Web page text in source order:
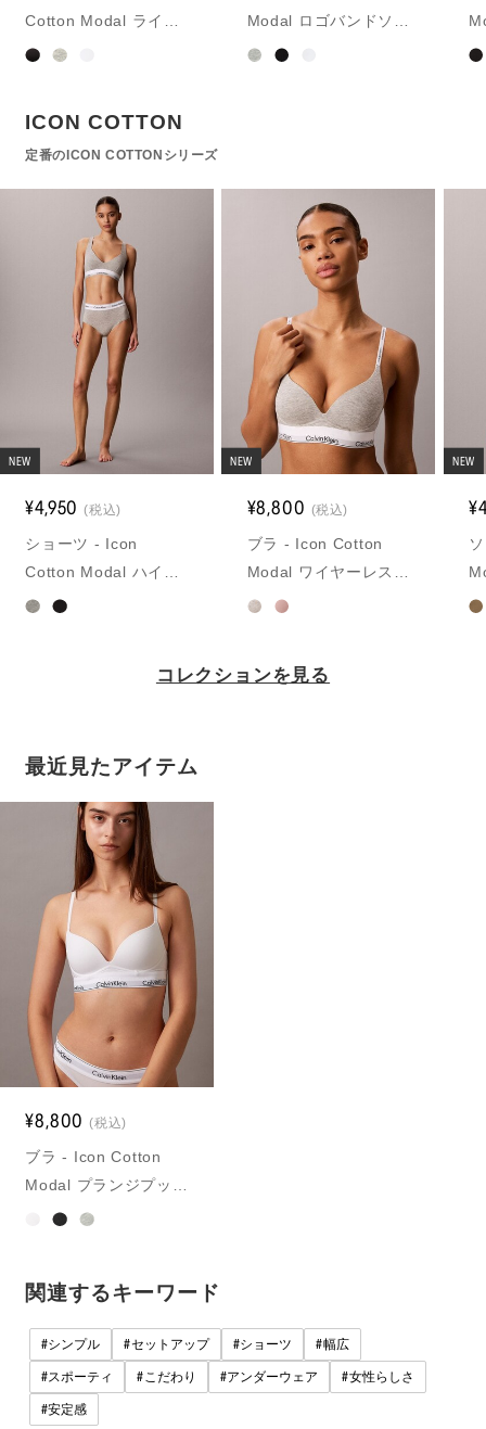
Cotton Modal ライト
リーラインド ブラレ
Modal ロゴバンドソン
グ
グ
ICON COTTON
定番のICON COTTONシリーズ
NEW
¥4,950 (税込)
ショーツ - Icon
Cotton Modal ハイウ
エストヒップスター
NEW
¥8,800 (税込)
ブラ - Icon Cotton
Modal ワイヤーレスプ
ッシュアップブラ
NEW
コレクションを見る
最近見たアイテム
¥8,800 (税込)
ブラ - Icon Cotton
Modal プランジプッシ
ュアップブラ
関連するキーワード
#シンプル #セットアップ #ショーツ #幅広
#スポーティ #こだわり #アンダーウェア #女性らしさ
#安定感